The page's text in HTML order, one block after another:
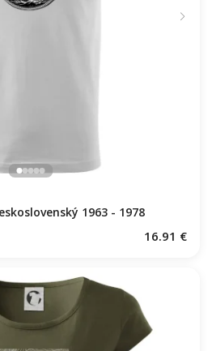
1963 - 1978
16.91 €